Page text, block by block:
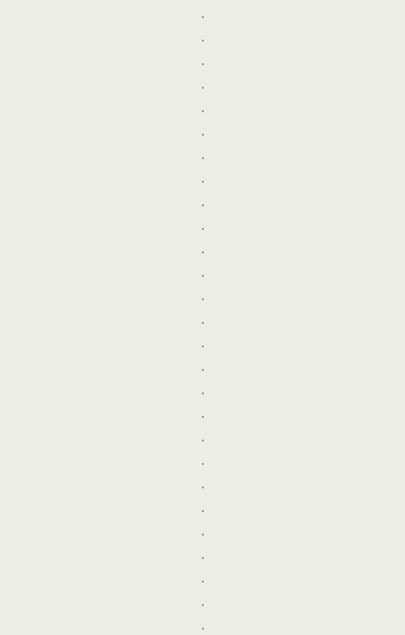
.
.
.
.
.
.
.
.
.
.
.
.
.
.
.
.
.
.
.
.
.
.
.
.
.
.
.